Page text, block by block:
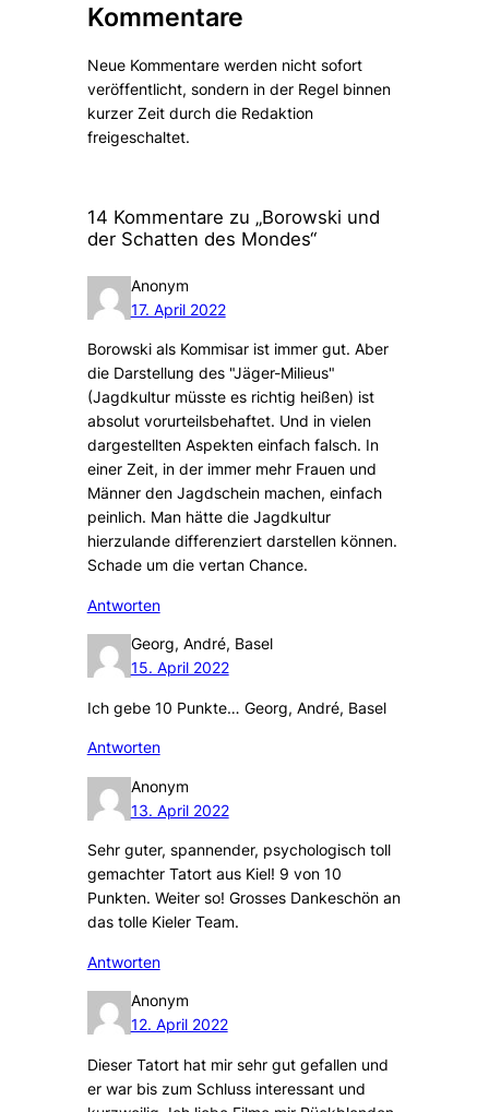
Kommentare
Neue Kommentare werden nicht sofort
veröffentlicht, sondern in der Regel binnen
kurzer Zeit durch die Redaktion
freigeschaltet.
14 Kommentare zu „Borowski und
der Schatten des Mondes“
Anonym
17. April 2022
Borowski als Kommisar ist immer gut. Aber
die Darstellung des "Jäger-Milieus"
(Jagdkultur müsste es richtig heißen) ist
absolut vorurteilsbehaftet. Und in vielen
dargestellten Aspekten einfach falsch. In
einer Zeit, in der immer mehr Frauen und
Männer den Jagdschein machen, einfach
peinlich. Man hätte die Jagdkultur
hierzulande differenziert darstellen können.
Schade um die vertan Chance.
Antworten
Georg, André, Basel
15. April 2022
Ich gebe 10 Punkte… Georg, André, Basel
Antworten
Anonym
13. April 2022
Sehr guter, spannender, psychologisch toll
gemachter Tatort aus Kiel! 9 von 10
Punkten. Weiter so! Grosses Dankeschön an
das tolle Kieler Team.
Antworten
Anonym
12. April 2022
Dieser Tatort hat mir sehr gut gefallen und
er war bis zum Schluss interessant und